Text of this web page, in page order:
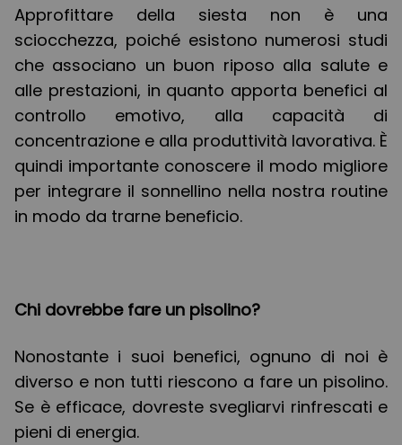
Approfittare della siesta non è una
sciocchezza, poiché esistono numerosi studi
che associano un buon riposo alla salute e
alle prestazioni, in quanto apporta benefici al
controllo emotivo, alla capacità di
concentrazione e alla produttività lavorativa. È
quindi importante conoscere il modo migliore
per integrare il sonnellino nella nostra routine
in modo da trarne beneficio.
Chi dovrebbe fare un pisolino?
Nonostante i suoi benefici, ognuno di noi è
diverso e non tutti riescono a fare un pisolino.
Se è efficace, dovreste svegliarvi rinfrescati e
pieni di energia.